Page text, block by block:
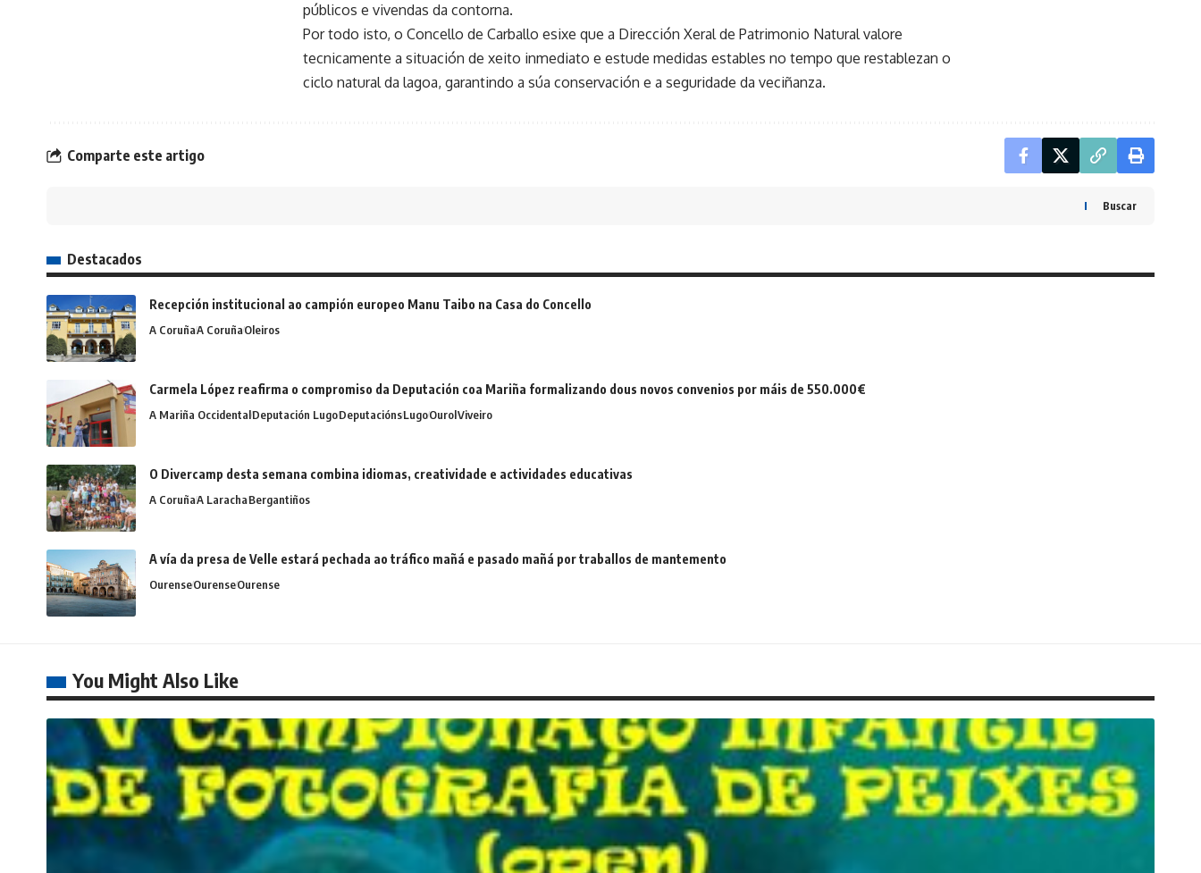
públicos e vivendas da contorna.
Por todo isto, o Concello de Carballo esixe que a Dirección Xeral de Patrimonio Natural valore
tecnicamente a situación de xeito inmediato e estude medidas estables no tempo que restablezan o
ciclo natural da lagoa, garantindo a súa conservación e a seguridade da veciñanza.
Comparte este artigo
Buscar
Destacados
Recepción institucional ao campión europeo Manu Taibo na Casa do Concello
A CoruñaA CoruñaOleiros
Carmela López reafirma o compromiso da Deputación coa Mariña formalizando dous novos convenios por máis de 550.000€
A Mariña OccidentalDeputación LugoDeputaciónsLugoOurolViveiro
O Divercamp desta semana combina idiomas, creatividade e actividades educativas
A CoruñaA LarachaBergantiños
A vía da presa de Velle estará pechada ao tráfico mañá e pasado mañá por traballos de mantemento
OurenseOurenseOurense
You Might Also Like